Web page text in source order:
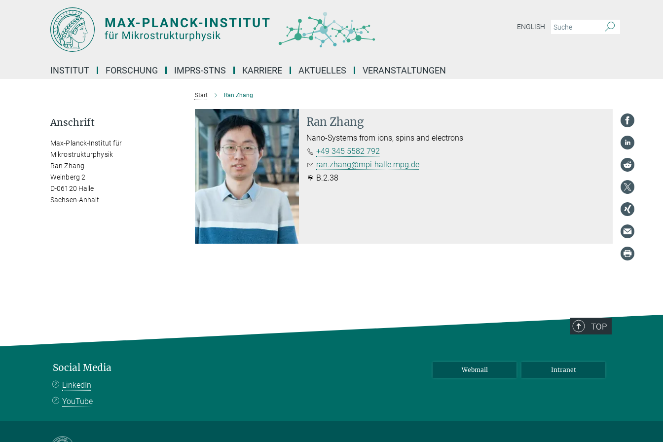
ENGLISH
INSTITUT FORSCHUNG IMPRS-STNS KARRIERE AKTUELLES VERANSTALTUNGEN
Start Ran Zhang
Ran Zhang
Nano-Systems from ions, spins and electrons
+49 345 5582 792
ran.zhang@mpi-halle.mpg.de
B.2.38
Anschrift
Max-Planck-Institut für
Mikrostrukturphysik
Ran Zhang
Weinberg 2
D-06120 Halle
Sachsen-Anhalt
TOP
Social Media
LinkedIn
YouTube
Webmail Intranet